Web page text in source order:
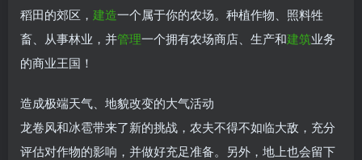
稻田的郊区， 建造一个属于你的农场。种植作物、照料牲
畜、从事林业，并管理一个拥有农场商店、生产和建筑业务
的商业王国！
造成极端天气、地貌改变的大气活动
龙卷风和冰雹带来了新的挑战，农夫不得不如临大敌，充分
评估对作物的影响，并做好充足准备。另外，地上也会留下